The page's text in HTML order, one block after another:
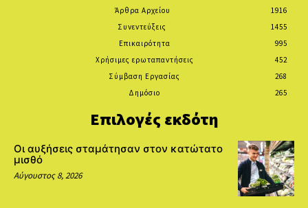
Άρθρα Αρχείου
1916
Συνεντεύξεις
1455
Επικαιρότητα
995
Χρήσιμες ερωταπαντήσεις
452
Σύμβαση Εργασίας
268
Δημόσιο
265
Επιλογές εκδότη
Οι αυξήσεις σταμάτησαν στον κατώτατο
μισθό
Αύγουστος 8, 2026